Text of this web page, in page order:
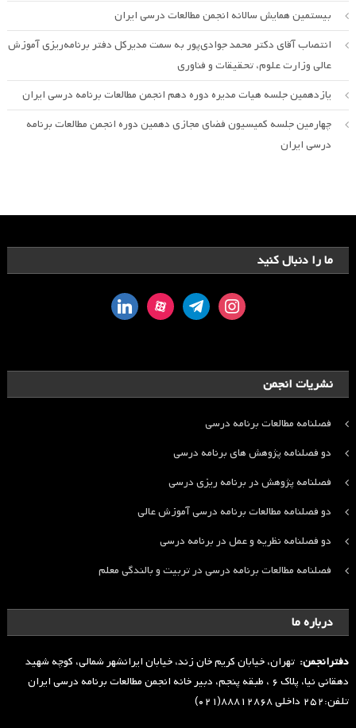
بیستمین همایش سالانه انجمن مطالعات درسی ایران
انتصاب آقای دکتر محمد جوادی‌پور به سمت مدیرکل دفتر برنامه‌ریزی آموزش
عالی وزارت علوم، تحقیقات و فناوری
یازدهمین جلسه هیات مدیره دوره دهم انجمن مطالعات برنامه درسی ایران
چهارمین جلسه کمیسیون فضای مجازی دهمین دوره انجمن مطالعات برنامه
درسی ایران
ما را دنبال کنید
instagram
telegram
aparat
linkedin
نشریات انجمن
فصلنامه مطالعات برنامه درسی
دو فصلنامه پژوهش های برنامه درسی
فصلنامه پژوهش در برنامه ریزی درسی
دو فصلنامه مطالعات برنامه درسی آموزش عالی
دو فصلنامه نظریه و عمل در برنامه درسی
فصلنامه مطالعات برنامه درسی در تربیت و بالندگی معلم
درباره ما
دفترانجمن: تهران، خیابان کریم خان زند، خیابان ایرانشهر شمالی، کوچه شهید
دهقانی نیا، پلاک ۶ ، طبقه پنجم، دبیر خانه انجمن مطالعات برنامه درسی ایران
تلفن:۲۵۲ داخلی ۸۸۸۱۲۸۶۸(۰۲۱)